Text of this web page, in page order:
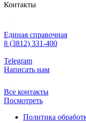
Контакты
Единая справочная
8 (3812) 331-400
Telegram
Написать нам
Все контакты
Посмотреть
Политика